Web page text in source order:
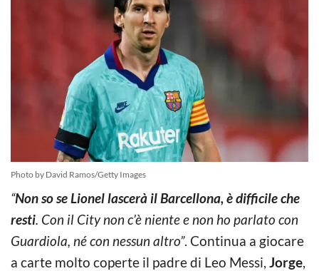
Photo by David Ramos/Getty Images
“Non so se Lionel lascerà il Barcellona, è difficile che
resti. Con il City non c’è niente e non ho parlato con
Guardiola, né con nessun altro”. Continua a giocare
a carte molto coperte il padre di Leo Messi, Jorge,